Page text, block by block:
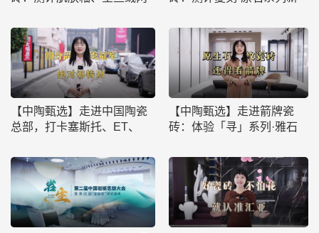
鹅绒的谣言
美
【中陶甄选】走进中国陶瓷
总部，打卡塞斯托、ET、
各领域的品类冠军！
【中陶甄选】走进箭牌瓷
砖：体验「寻」系列·雅石
略自然意趣